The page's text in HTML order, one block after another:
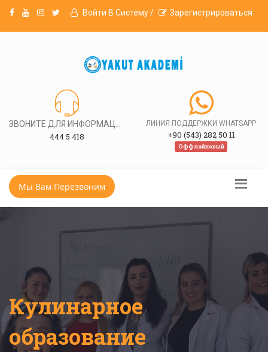
Войти В Систему / Зарегистрироваться
444 5 418
ЛИНИЯ ПОДДЕРЖКИ WHATSAPP
+90 (543) 282 50 11
Оффлайновый
Мы Вам Перезвоним
Кулинарное
образование